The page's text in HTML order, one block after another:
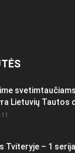
Lietuvių Tautos
Tviteryje – 1